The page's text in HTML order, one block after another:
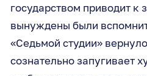
государством приводит
вынуждены были
«Седьмой студии»
сознательно запугивает